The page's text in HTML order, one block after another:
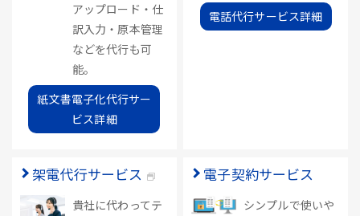
アップロード・仕
訳入力・原本管理
などを代行も可
能。
紙文書電子化代行サー
ビス詳細
電話代行サービス詳細
架電代行サービス
貴社に代わってテ
電子契約サービス
シンプルで使いや